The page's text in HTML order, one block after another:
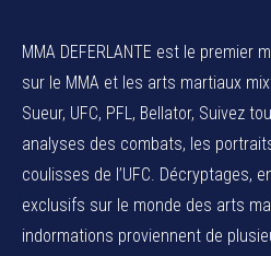
MMA DEFERLANTE est le premier
sur le MMA et les arts martiaux
Sueur, UFC, PFL, Bellator, Suivez
analyses des combats, les
coulisses de l’UFC. Décryptages,
exclusifs sur le monde des arts
indormations proviennent de